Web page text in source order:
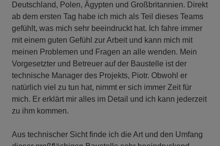
Deutschland, Polen, Ägypten und Großbritannien. Direkt
ab dem ersten Tag habe ich mich als Teil dieses Teams
gefühlt, was mich sehr beeindruckt hat. Ich fahre immer
mit einem guten Gefühl zur Arbeit und kann mich mit
meinen Problemen und Fragen an alle wenden. Mein
Vorgesetzter und Betreuer auf der Baustelle ist der
technische Manager des Projekts, Piotr. Obwohl er
natürlich viel zu tun hat, nimmt er sich immer Zeit für
mich. Er erklärt mir alles im Detail und ich kann jederzeit
zu ihm kommen.
Aus technischer Sicht finde ich die Art und den Umfang